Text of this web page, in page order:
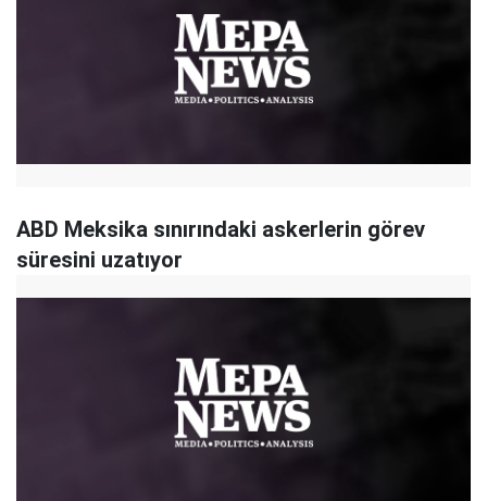
ABD Meksika sınırındaki askerlerin görev
süresini uzatıyor